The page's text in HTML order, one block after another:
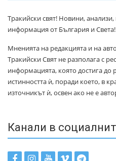
Тракийски свят! Новини,
информация от България и Света!
Мненията на редакцията и на
Тракийски Свят не разполага с
информацията, която достига до
истинността ѝ, поради което, в
източникът ѝ, освен ако не е
Канали в